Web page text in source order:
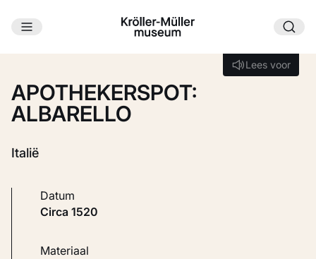
Ga naar hoofdinhoud
Lees voor
Lees voor
APOTHEKERSPOT:
ALBARELLO
Italië
Datum
circa 1520
Materiaal